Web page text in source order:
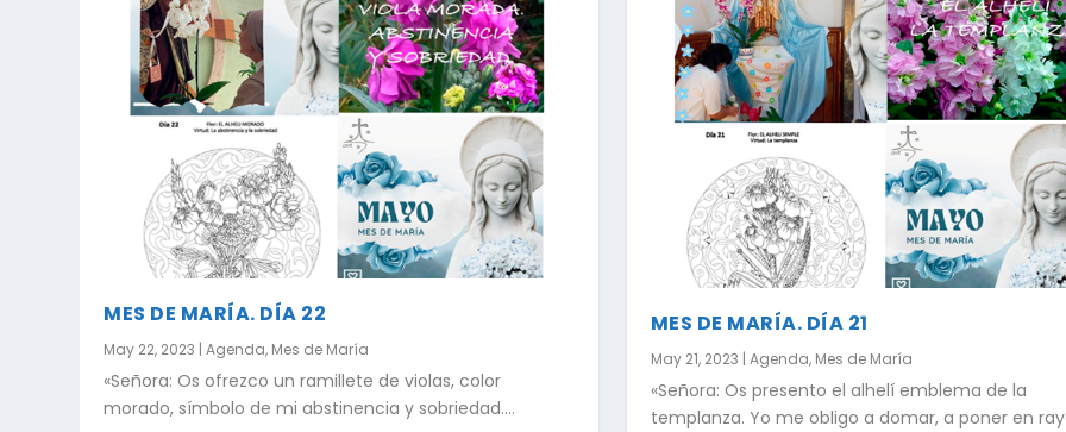
MES DE MARÍA. DÍA 22
May 22, 2023 |Agenda, Mes de María
«Señora: Os ofrezco un ramillete de violas, color
morado, símbolo de mi abstinencia y sobriedad....
MES DE MARÍA. DÍA 21
May 21, 2023 | Agenda, Mes de María
«Señora: Os presento el alhelí emblema de la
templanza. Yo me obligo a domar, a poner en